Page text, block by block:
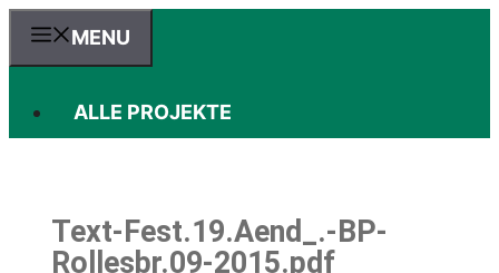
Zum
MENU
ALLE PROJEKTE
Text-Fest.19.Aend_.-BP-
Rollesbr.09-2015.pdf